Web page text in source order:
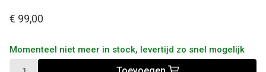
€ 99,00
Momenteel niet meer in stock, levertijd zo snel mogelijk